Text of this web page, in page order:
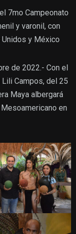
7mo Campeonato
y varonil, con
Unidos y México
de 2022.- Con el
Campos, del 25
Maya albergará
en